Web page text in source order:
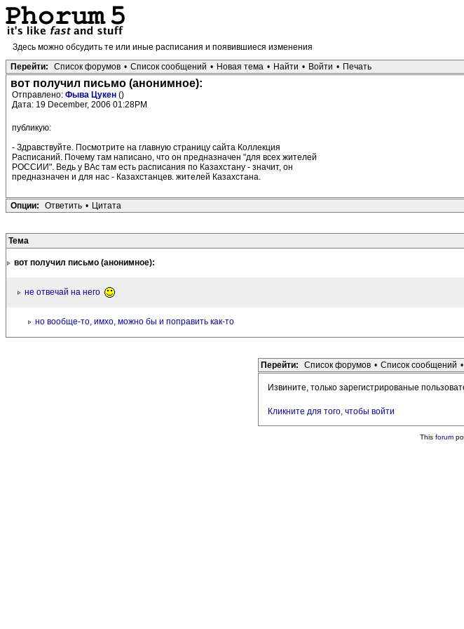
Здесь можно обсудить те или иные расписания и появившиеся изменения
Перейти:
Список форумов • Список сообщений • Новая тема • Найти • Войти • Печать
вот получил письмо (анонимное):
Отправлено: Фыва Цукен ()
Дата: 19 December, 2006 01:28PM
публикую:
- Здравствуйте. Посмотрите на главную страницу сайта Коллекция
Расписаний. Почему там написано, что он предназначен "для всех жителей
РОССИИ". Ведь у ВАс там есть расписания по Казахстану - значит, он
предназначен и для нас - Казахстанцев. жителей Казахстана.
Опции: Ответить • Цитата
Тема
вот получил письмо (анонимное):
не отвечай на него
но вообще-то, имхо, можно бы и поправить как-то
Перейти: Список форумов • Список сообщений •
Извините, только зарегистрированые
Кликните для того, чтобы войти
This forum